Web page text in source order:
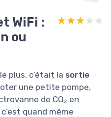
WiFi :
ou
★★★★★
★★★★★
plus, c’était la sortie
une petite pompe,
de CO₂ en
quand même